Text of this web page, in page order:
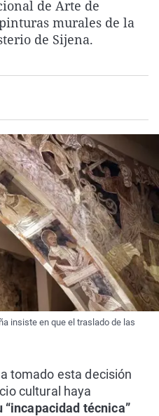
La rosa de los vientos
Gente viajera
Caso
Retornados
Extremadura
Galicia
Virales
Televisión
de Arte de
murales de la
de Sijena.
insiste en que el traslado de las
tomado esta decisión
cultural haya
“incapacidad técnica”